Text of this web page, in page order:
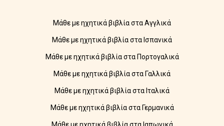
Μάθε με ηχητικά βιβλία στα Αγγλικά
Μάθε με ηχητικά βιβλία στα Ισπανικά
Μάθε με ηχητικά βιβλία στα Πορτογαλικά
Μάθε με ηχητικά βιβλία στα Γαλλικά
Μάθε με ηχητικά βιβλία στα Ιταλικά
Μάθε με ηχητικά βιβλία στα Γερμανικά